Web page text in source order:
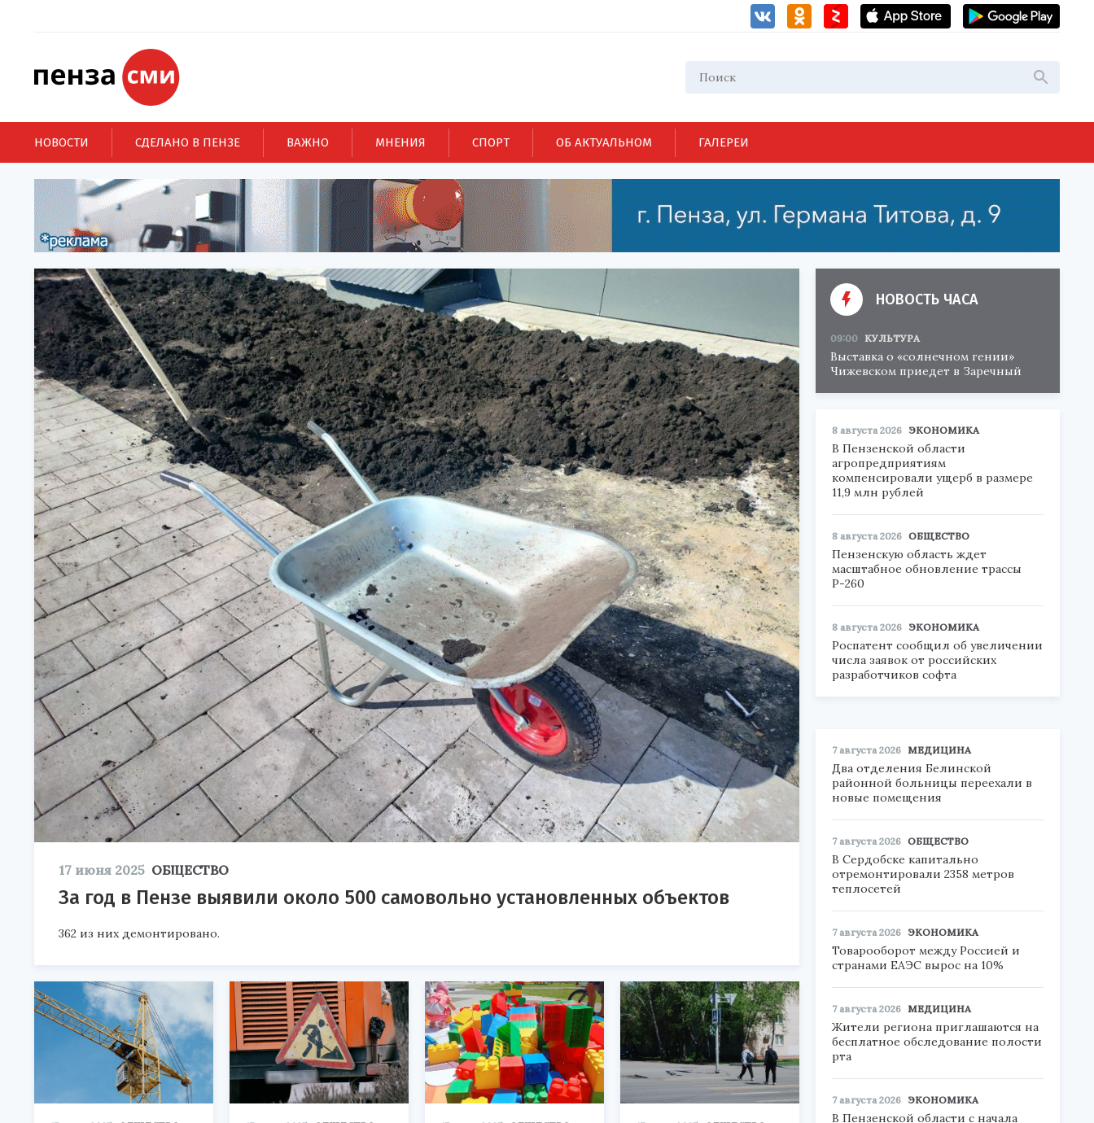
НОВОСТИ СДЕЛАНО В ПЕНЗЕ ВАЖНО МНЕНИЯ СПОРТ ОБ АКТУАЛЬНОМ ГАЛЕРЕИ
17 июня 2025 ОБЩЕСТВО
За год в Пензе выявили около 500 самовольно установленных объектов
362 из них демонтировано.
НОВОСТЬ ЧАСА
09:00 КУЛЬТУРА
Выставка о «солнечном гении»
Чижевском приедет в Заречный
8 августа 2026 ЭКОНОМИКА
В Пензенской области
агропредприятиям
компенсировали ущерб в размере
11,9 млн рублей
8 августа 2026 ОБЩЕСТВО
Пензенскую область ждет
масштабное обновление трассы
Р-260
8 августа 2026 ЭКОНОМИКА
Роспатент сообщил об увеличении
числа заявок от российских
разработчиков софта
7 августа 2026 МЕДИЦИНА
Два отделения Белинской
районной больницы переехали в
новые помещения
7 августа 2026 ОБЩЕСТВО
В Сердобске капитально
отремонтировали 2358 метров
теплосетей
7 августа 2026 ЭКОНОМИКА
Товарооборот между Россией и
странами ЕАЭС вырос на 10%
7 августа 2026 МЕДИЦИНА
Жители региона приглашаются на
бесплатное обследование полости
рта
7 августа 2026 ЭКОНОМИКА
В Пензенской области с начала